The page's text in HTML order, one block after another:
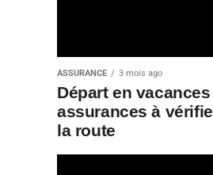
ASSURANCE 3 mois ago
Départ en
assurances à
la route